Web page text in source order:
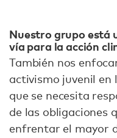
Nuestro grupo está
vía para la acción
También nos
activismo juvenil en
que se necesita
de las obligaciones
enfrentar el mayor